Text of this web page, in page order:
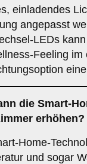
einladendes
angepasst
LEDs
Feeling
die Smart-
erhöhen?
Home-
und sogar